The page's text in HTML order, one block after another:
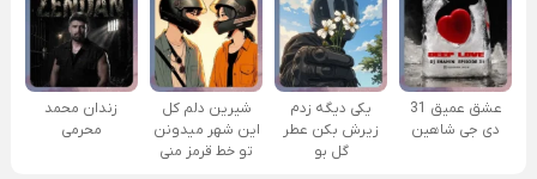
عشق عمیق 31
دی جی شاهین
یکی دیگه زدم
زیرش بکن عطر
گل بو
شیرین دلم کل
این شهر میدونن
تو خط قرمز منی
زندان محمد
محرمی